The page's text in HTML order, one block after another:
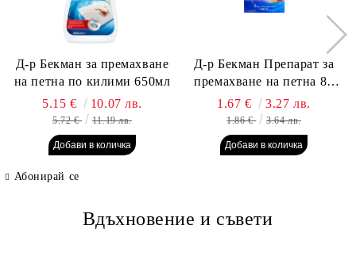
Д-р Бекман за премахване
на петна по килими 650мл
5.15 €
10.07 лв.
5.72 € 11.19 лв.
Д-р Бекман Препарат за
премахване на петна 80
гр. Пауч
1.67 € 3.27 лв.
1.86 € 3.64 лв.
Абонирай се
Вдъхновение и съвети